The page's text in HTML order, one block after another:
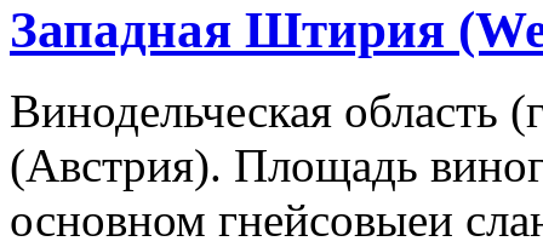
Западная Штирия
Винодельческая область
(Австрия). Площадь
основном гнейсовыеи